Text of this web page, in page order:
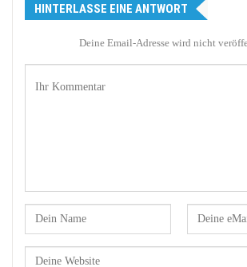
HINTERLASSE EINE ANTWORT
Deine Email-Adresse wird nicht